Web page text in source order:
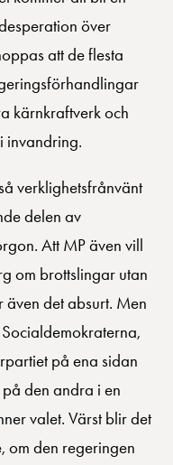
över
att de flesta
kärnkraftverk och
invandring.
verklighetsfrånvänt
delen av
Att MP även vill
om brottslingar utan
det absurt. Men
på ena sidan
den andra i en
valet. Värst blir det
om den regeringen